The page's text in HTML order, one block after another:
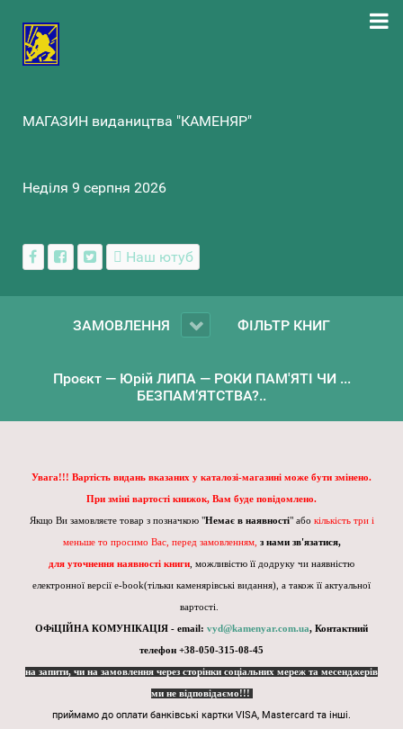
МАГАЗИН видаництва "КАМЕНЯР"
Неділя 9 серпня 2026
Наш ютуб
ЗАМОВЛЕННЯ ФІЛЬТР КНИГ
Проєкт — Юрій ЛИПА — РОКИ ПАМ'ЯТІ ЧИ ...
БЕЗПАМ’ЯТСТВА?..
Увага!!! Вартість видань вказаних у каталозі-магазині може бути змінено.
При зміні вартості книжок, Вам буде повідомлено.
Якщо Ви замовляєте товар з позначкою "Немає в наявності" або кількість три і
меньше то просимо Вас, перед замовленням, з нами зв'язатися,
для уточнення наявності книги , можливістю її додруку чи наявністю
електронної версії e-book(тільки каменярівські видання), а також її актуальної
вартості.
ОФіЦІЙНА КОМУНІКАЦІЯ - email: vyd@kamenyar.com.ua, Контактний
телефон +38-050-315-08-45
на запити, чи на замовлення через сторінки соціальних мереж та месенджерів
ми не відповідаємо!!!
приймамо до оплати банківські картки VISA, Mastercard та інші.